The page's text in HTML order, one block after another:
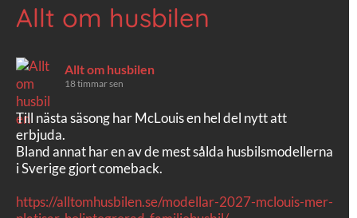
Allt om husbilen
Allt om husbilen
18 timmar sen
Till nästa säsong har McLouis en hel del nytt att
erbjuda.
Bland annat har en av de mest sålda husbilsmodellerna
i Sverige gjort comeback.
https://alltomhusbilen.se/modellar-2027-mclouis-mer-